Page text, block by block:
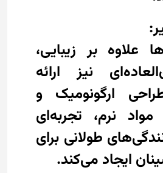
علاوه بر زیبایی،
نیز ارائه
ارگونومیک و
مواد نرم، تجربه‌ای
طولانی برای
ایجاد می‌کند.